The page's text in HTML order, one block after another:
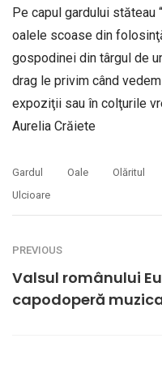
Pe capul gardului stăteau
oalele scoase din
gospodinei din târgul de
drag le privim când
expoziţii sau în colţurile
Aurelia Crăiete
Gardul Oale Olăritul
Ulcioare
PREVIOUS
Valsul românului
capodoperă